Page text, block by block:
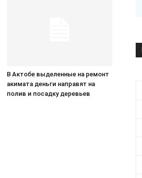
В Актобе выделенные на ремонт
акимата деньги направят на
полив и посадку деревьев